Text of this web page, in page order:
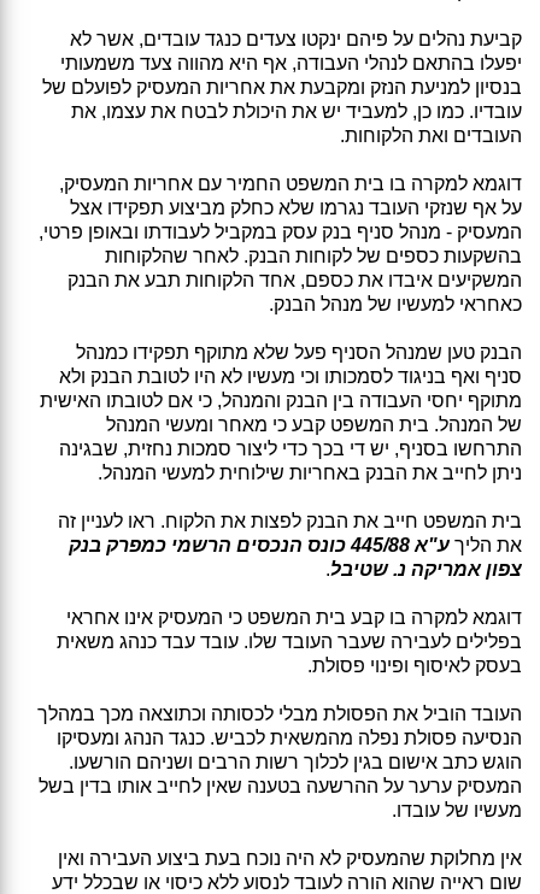
קביעת נהלים על פיהם ינקטו צעדים כנגד עובדים, אשר לא
יפעלו בהתאם לנהלי העבודה, אף היא מהווה צעד משמעותי
בנסיון למניעת הנזק ומקבעת את אחריות המעסיק לפועלם של
עובדיו. כמו כן, למעביד יש את היכולת לבטח את עצמו, את
העובדים ואת הלקוחות.
דוגמא למקרה בו בית המשפט החמיר עם אחריות המעסיק,
על אף שנזקי העובד נגרמו שלא כחלק מביצוע תפקידו אצל
המעסיק - מנהל סניף בנק עסק במקביל לעבודתו ובאופן פרטי,
בהשקעות כספים של לקוחות הבנק. לאחר שהלקוחות
המשקיעים איבדו את כספם, אחד הלקוחות תבע את הבנק
כאחראי למעשיו של מנהל הבנק.
הבנק טען שמנהל הסניף פעל שלא מתוקף תפקידו כמנהל
סניף ואף בניגוד לסמכותו וכי מעשיו לא היו לטובת הבנק ולא
מתוקף יחסי העבודה בין הבנק והמנהל, כי אם לטובתו האישית
של המנהל. בית המשפט קבע כי מאחר ומעשי המנהל
התרחשו בסניף, יש די בכך כדי ליצור סמכות נחזית, שבגינה
ניתן לחייב את הבנק באחריות שילוחית למעשי המנהל.
בית המשפט חייב את הבנק לפצות את הלקוח. ראו לעניין זה
את הליך
ע"א 445/88 כונס הנכסים הרשמי כמפרק בנק
צפון אמריקה נ. שטיבל.
דוגמא למקרה בו קבע בית המשפט כי המעסיק אינו אחראי
בפלילים לעבירה שעבר העובד שלו. עובד עבד כנהג משאית
בעסק לאיסוף ופינוי פסולת.
העובד הוביל את הפסולת מבלי לכסותה וכתוצאה מכך במהלך
הנסיעה פסולת נפלה מהמשאית לכביש. כנגד הנהג ומעסיקו
הוגש כתב אישום בגין לכלוך רשות הרבים ושניהם הורשעו.
המעסיק ערער על ההרשעה בטענה שאין לחייב אותו בדין בשל
מעשיו של עובדו.
אין מחלוקת שהמעסיק לא היה נוכח בעת ביצוע העבירה ואין
שום ראייה שהוא הורה לעובד לנסוע ללא כיסוי או שבכלל ידע